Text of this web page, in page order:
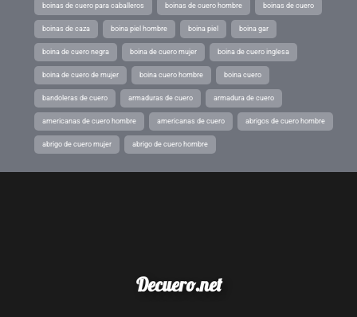
boinas de cuero para caballeros boinas de cuero hombre boinas de cuero
boinas de caza boina piel hombre boina piel boina gar
boina de cuero negra boina de cuero mujer boina de cuero inglesa
boina de cuero de mujer boina cuero hombre boina cuero
bandoleras de cuero armaduras de cuero armadura de cuero
americanas de cuero hombre americanas de cuero abrigos de cuero hombre
abrigo de cuero mujer abrigo de cuero hombre
Decuero.net